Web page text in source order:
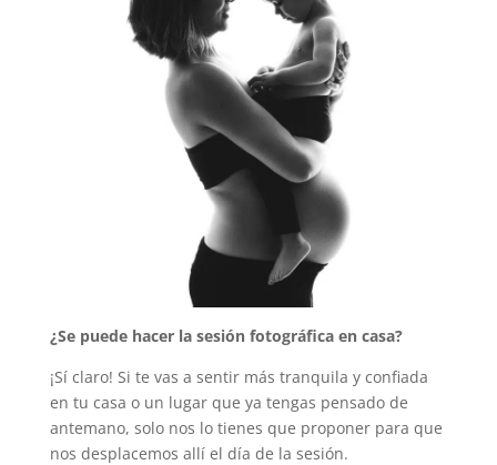
¿Se puede hacer la sesión fotográfica en casa?
¡Sí claro! Si te vas a sentir más tranquila y confiada
en tu casa o un lugar que ya tengas pensado de
antemano, solo nos lo tienes que proponer para que
nos desplacemos allí el día de la sesión.